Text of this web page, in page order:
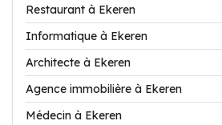
Restaurant à Ekeren
Informatique à Ekeren
Architecte à Ekeren
Agence immobilière à Ekeren
Médecin à Ekeren